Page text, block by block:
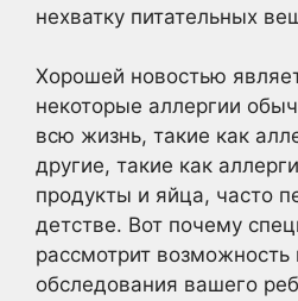
нехватку питательных
Хорошей новостью
некоторые аллергии
всю жизнь, такие как
другие, такие как
продукты и яйца, часто
детстве. Вот почему
рассмотрит возможность
обследования вашего